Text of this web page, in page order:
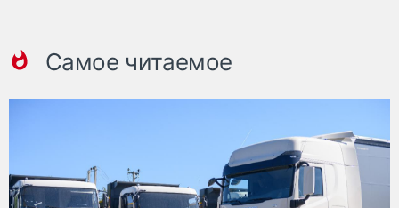
Самое читаемое